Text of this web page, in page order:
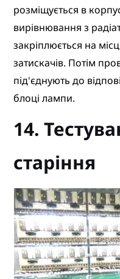
розміщується в
вирівнювання з
закріплюється на
затискачів. Потім
під'єднують до
блоці лампи.
14.
старіння